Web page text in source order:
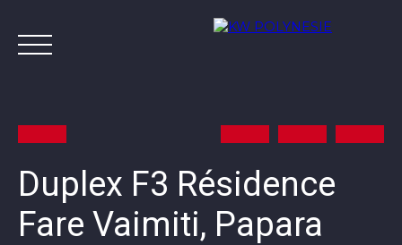
Annonces Vendre avec KW Estimer
Duplex F3 Résidence
Fare Vaimiti, Papara